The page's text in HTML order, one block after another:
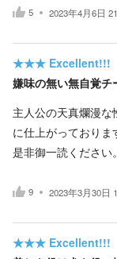
5 2023年4月6日
★★★ Excellent!!!
嫌味の無い無自覚チ
主人公の天真爛漫
に仕上がっておりま
是非御一読ください。
9 2023年3月30日
★★★ Excellent!!!